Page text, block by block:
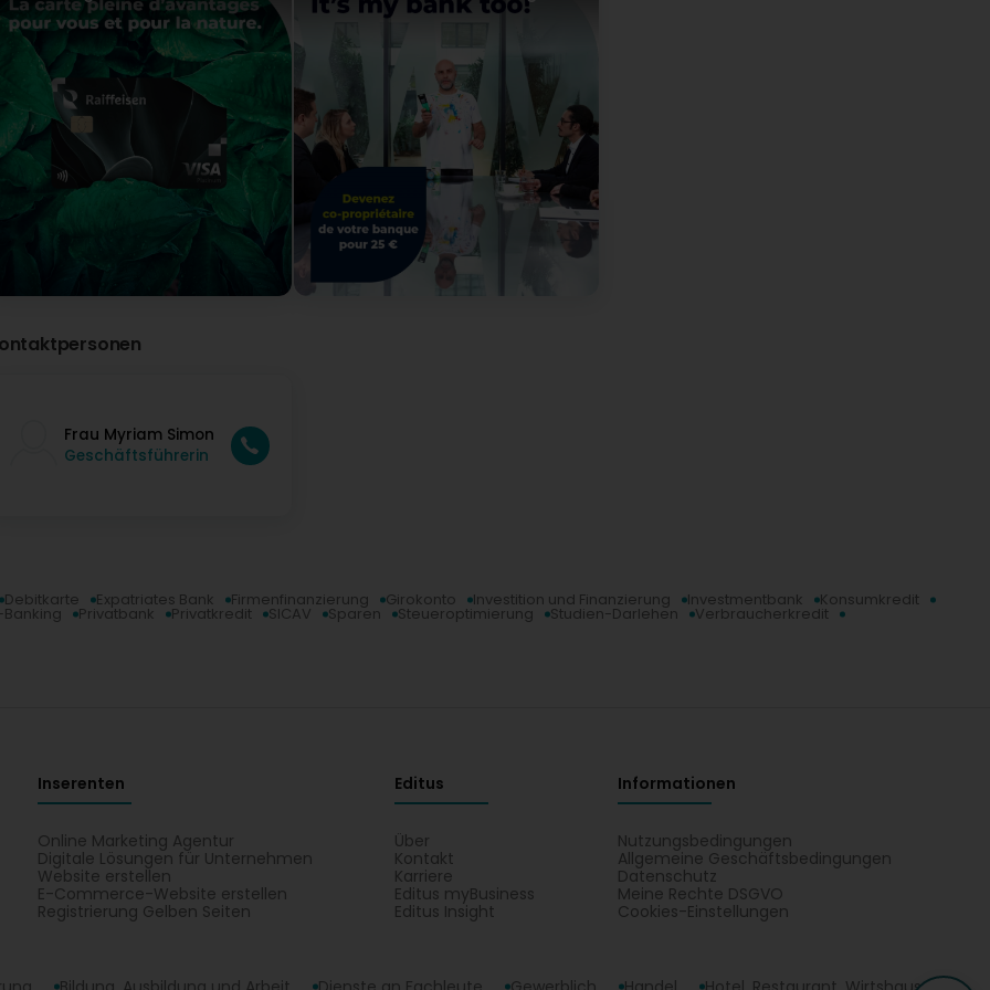
Frau Myriam Simon
Geschäftsführerin
Debitkarte Expatriates Bank Firmenfinanzierung Girokonto Investition und Finanzierung Investmentbank Konsumkredit
Privatbank Privatkredit SICAV Sparen Steueroptimierung Studien-Darlehen Verbraucherkredit
Inserenten
Online Marketing Agentur
Digitale Lösungen für Unternehmen
Website erstellen
E-Commerce-Website erstellen
Registrierung Gelben Seiten
Editus
Über
Kontakt
Karriere
Editus myBusiness
Editus Insight
Informationen
Nutzungsbedingungen
Allgemeine Geschäftsbedingungen
Datenschutz
Meine Rechte DSGVO
Cookies-Einstellungen